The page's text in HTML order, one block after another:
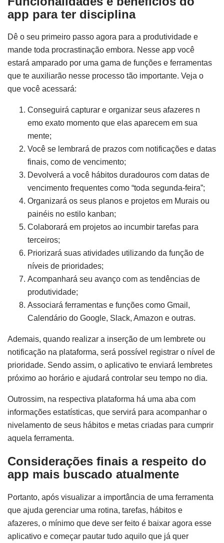
app para ter disciplina
Dê o seu primeiro passo agora para a produtividade e
mande toda procrastinação embora. Nesse app você
estará amparado por uma gama de funções e ferramentas
que te auxiliarão nesse processo tão importante. Veja o
que você acessará:
Conseguirá capturar e organizar seus afazeres n
emo exato momento que elas aparecem em sua
mente;
Você se lembrará de prazos com notificações e datas
finais, como de vencimento;
Devolverá a você hábitos duradouros com datas de
vencimento frequentes como “toda segunda-feira”;
Organizará os seus planos e projetos em Murais ou
painéis no estilo kanban;
Colaborará em projetos ao incumbir tarefas para
terceiros;
Priorizará suas atividades utilizando da função de
níveis de prioridades;
Acompanhará seu avanço com as tendências de
produtividade;
Associará ferramentas e funções como Gmail,
Calendário do Google, Slack, Amazon e outras.
Ademais, quando realizar a inserção de um lembrete ou
notificação na plataforma, será possível registrar o nível de
prioridade. Sendo assim, o aplicativo te enviará lembretes
próximo ao horário e ajudará controlar seu tempo no dia.
Outrossim, na respectiva plataforma há uma aba com
informações estatísticas, que servirá para acompanhar o
nivelamento de seus hábitos e metas criadas para cumprir
aquela ferramenta.
Considerações finais a respeito do
app mais buscado atualmente
Portanto, após visualizar a importância de uma ferramenta
que ajuda gerenciar uma rotina, tarefas, hábitos e
afazeres, o mínimo que deve ser feito é baixar agora esse
aplicativo e começar pautar tudo aquilo que já quer